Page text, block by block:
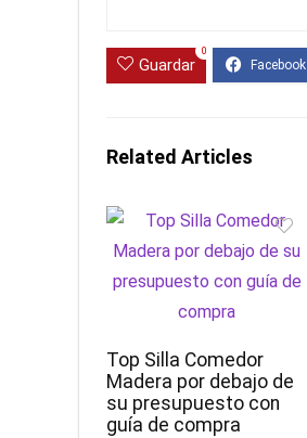
Guardar
0
Related Articles
Top Silla Comedor
Madera por debajo de
su presupuesto con
guía de compra